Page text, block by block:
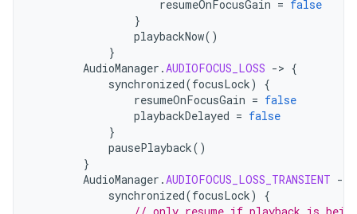
resumeOnFocusGain = false
}
playbackNow()
}
AudioManager .AUDIOFOCUS_LOSS -> {
synchronized(focusLock)
{
resumeOnFocusGain = false
playbackDelayed = false
}
pausePlayback()
}
AudioManager .AUDIOFOCUS_LOSS_TRANSIENT -
synchronized(focusLock)
{